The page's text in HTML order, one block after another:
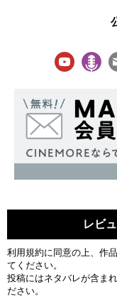
レビ
利用規約に同意の上、作
てください。
投稿にはネタバレが含ま
ださい。